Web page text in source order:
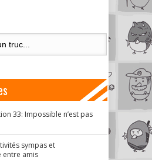
33: Impossible n’est pas
sympas et
entre amis